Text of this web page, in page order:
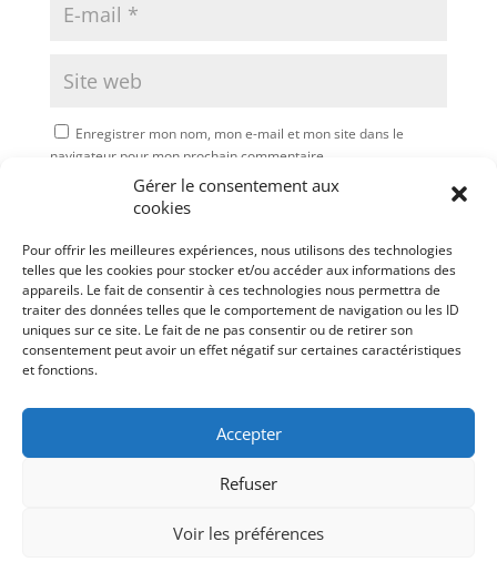
Gérer le consentement aux
cookies
Pour offrir les meilleures expériences, nous utilisons des technologies
telles que les cookies pour stocker et/ou accéder aux informations des
appareils. Le fait de consentir à ces technologies nous permettra de
traiter des données telles que le comportement de navigation ou les ID
uniques sur ce site. Le fait de ne pas consentir ou de retirer son
consentement peut avoir un effet négatif sur certaines caractéristiques
et fonctions.
Accepter
Refuser
Voir les préférences
Enregistrer mon nom, mon e-mail et mon site dans le
navigateur pour mon prochain commentaire.
Soumettre le commentaire
Politique de cookies (UE)